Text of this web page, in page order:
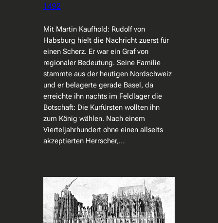
1492
Mit Martin Kaufhold: Rudolf von
Habsburg hielt die Nachricht zuerst für
einen Scherz. Er war ein Graf von
regionaler Bedeutung. Seine Familie
stammte aus der heutigen Nordschweiz
und er belagerte gerade Basel, da
erreichte ihn nachts im Feldlager die
Botschaft: Die Kurfürsten wollten ihn
zum König wählen. Nach einem
Vierteljahrhundert ohne einen allseits
akzeptierten Herrscher,…